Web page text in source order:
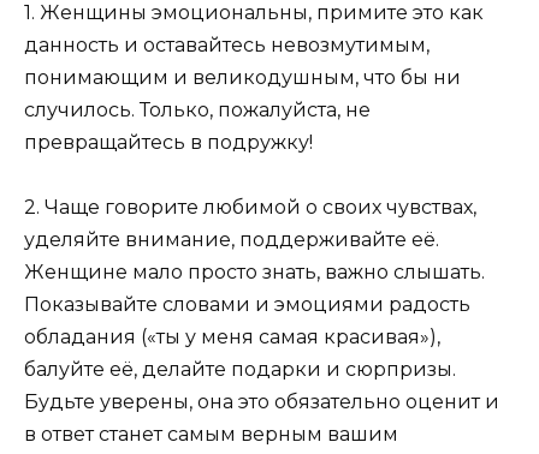
1. Женщины эмоциональны, примите это как
данность и оставайтесь невозмутимым,
понимающим и великодушным, что бы ни
случилось. Только, пожалуйста, не
превращайтесь в подружку!
2. Чаще говорите любимой о своих чувствах,
уделяйте внимание, поддерживайте её.
Женщине мало просто знать, важно слышать.
Показывайте словами и эмоциями радость
обладания («ты у меня самая красивая»),
балуйте её, делайте подарки и сюрпризы.
Будьте уверены, она это обязательно оценит и
в ответ станет самым верным вашим